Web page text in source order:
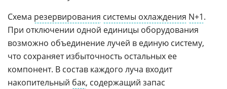
Схема резервирования системы охлаждения N+1.
При отключении одной единицы оборудования
возможно объединение лучей в единую систему,
что сохраняет избыточность остальных ее
компонент. В состав каждого луча входит
накопительный бак, содержащий запас